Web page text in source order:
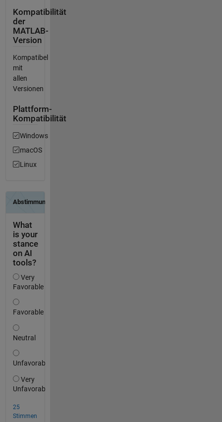
Kompatibilität
der
MATLAB-
Version
Kompatibel
mit
allen
Versionen
Plattform-
Kompatibilität
Windows
macOS
Linux